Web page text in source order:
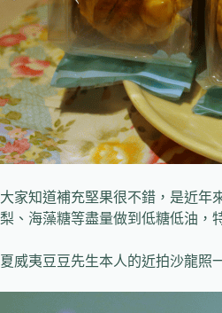
大家知道補充堅果很不錯，是近年
梨、海藻糖等盡量做到低糖低油，
夏威夷豆豆先生本人的近拍沙龍照